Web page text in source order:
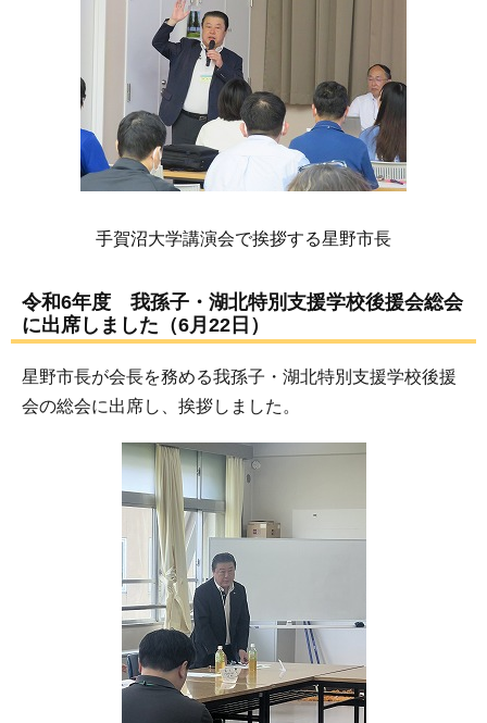
手賀沼大学講演会で挨拶する星野市長
令和6年度 我孫子・湖北特別支援学校後援会総会
に出席しました（6月22日）
星野市長が会長を務める我孫子・湖北特別支援学校後援
会の総会に出席し、挨拶しました。